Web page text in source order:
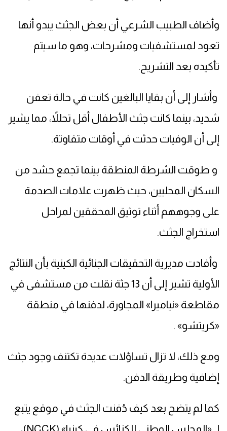
وأضاف الطبيب الشرعي أن بعض الجثث يبدو أنها
تعود لمستشفيات ومشرحات، وهو ما سيتم
تأكيده بعد التشريح.
وأشار إلى أن بقايا البالغين كانت في حالة تعفن
شديد، بينما كانت جثث الأطفال أقل تحللاً، مما يشير
إلى أن الوفيات حدثت في أوقات متفاوتة.
و طوقت الشرطة المنطقة بينما تجمع حشد من
السكان المحليين، حيث ظهرت علامات الصدمة
على وجوههم أثناء توثيق المحققين لمراحل
استخراج الجثث.
وأفادت مديرية التحقيقات الجنائية الكينية بأن النتائج
الأولية تشير إلى أن 13 جثة نقلت من مستشفى في
مقاطعة «نياميرا» المجاورة، لدفنها في منطقة
«كريتشو» .
ومع ذلك، لا تزال تساؤلات عديدة تكتنف وجود جثث
إضافية وطريقة الدفن.
كما لم يتضح بعد كيف دُفنت الجثث في موقع يتبع